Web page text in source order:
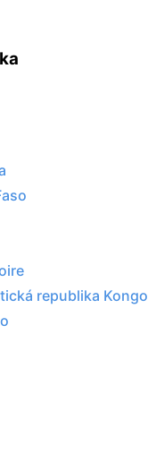
republika Kongo